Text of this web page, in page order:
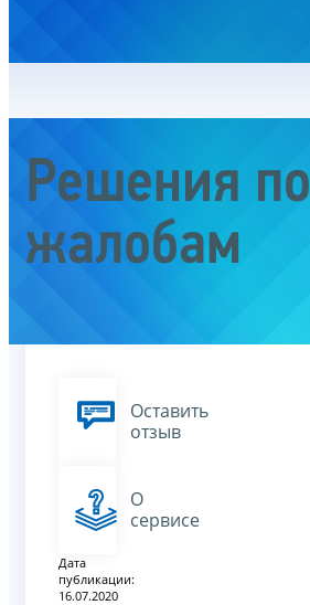
Решения по
жалобам
Оставить
отзыв
О
сервисе
Дата
публикации:
16.07.2020